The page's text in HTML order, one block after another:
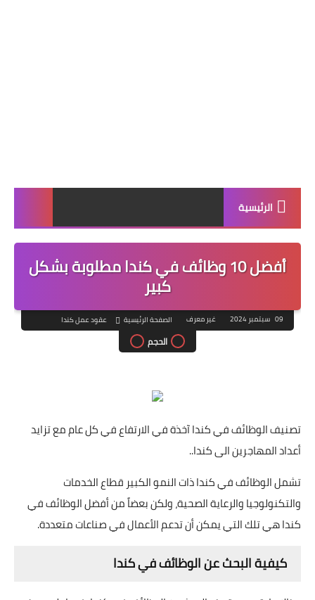
الرئيسية
أفضل 10 وظائف في كندا مطلوبة بشكل
كبير
09 سبتمبر 2024 غير معرف الصفحة الرئيسية عقود عمل كندا
الحجم
تصنيف الوظائف في كندا آخذة في الارتفاع في كل عام مع تزايد
أعداد المهاجرين الى كندا..
تشمل الوظائف في كندا ذات النمو الكبير قطاع الخدمات
والتكنولوجيا والرعاية الصحية، ولكن بعضاً من أفضل الوظائف في
كندا هي تلك التي يمكن أن تدعم الأعمال في صناعات متعددة.
كيفية البحث عن الوظائف في كندا